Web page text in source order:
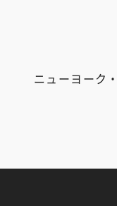
ニューヨーク